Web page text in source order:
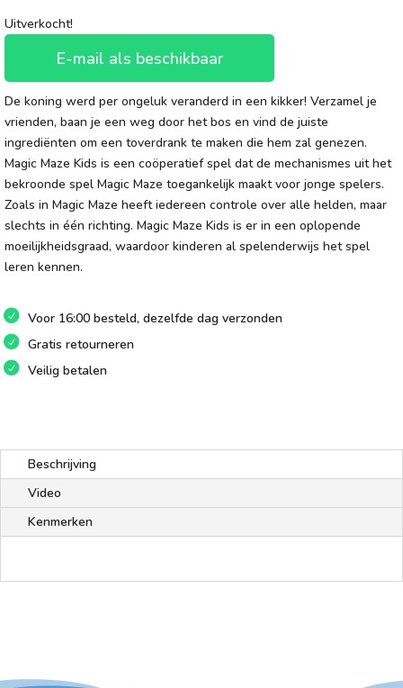
Uitverkocht!
E-mail als beschikbaar
De koning werd per ongeluk veranderd in een kikker! Verzamel je
vrienden, baan je een weg door het bos en vind de juiste
ingrediënten om een toverdrank te maken die hem zal genezen.
Magic Maze Kids is een coöperatief spel dat de mechanismes uit het
bekroonde spel Magic Maze toegankelijk maakt voor jonge spelers.
Zoals in Magic Maze heeft iedereen controle over alle helden, maar
slechts in één richting. Magic Maze Kids is er in een oplopende
moeilijkheidsgraad, waardoor kinderen al spelenderwijs het spel
leren kennen.
Voor 16:00 besteld, dezelfde dag verzonden
Gratis retourneren
Veilig betalen
Beschrijving
Video
Kenmerken